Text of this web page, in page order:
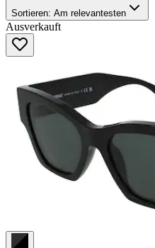
Sortieren: Am relevantesten
Ausverkauft